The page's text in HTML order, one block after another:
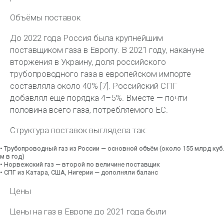
Объёмы поставок
До 2022 года Россия была крупнейшим
поставщиком газа в Европу. В 2021 году, накануне
вторжения в Украину, доля российского
трубопроводного газа в европейском импорте
составляла около 40% [7]. Российский СПГ
добавлял ещё порядка 4–5% . Вместе — почти
половина всего газа, потребляемого ЕС.
Структура поставок выглядела так:
•Трубопроводный газ из России — основной объём (около 155 млрд куб.
м в год)
• Норвежский газ — второй по величине поставщик
• СПГ из Катара, США, Нигерии — дополняли баланс
Цены
Цены на газ в Европе до 2021 года были